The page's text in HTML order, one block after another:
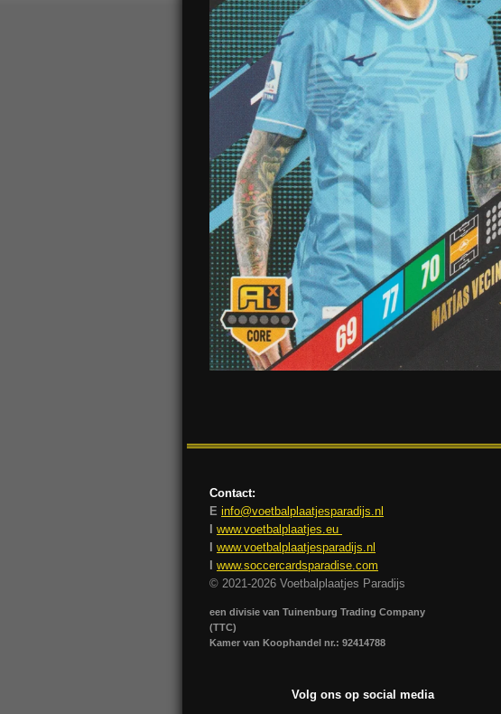
Contact:
E info@voetbalplaatjesparadijs.nl
I www.voetbalplaatjes.eu
I www.voetbalplaatjesparadijs.nl
I www.soccercardsparadise.com
© 2021-2026 Voetbalplaatjes Paradijs
een divisie van Tuinenburg Trading Company
(TTC)
Kamer van Koophandel nr.: 92414788
Volg ons op social media